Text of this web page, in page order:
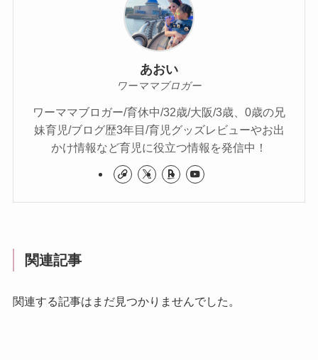
あおい
ワーママブロガー
ワーママブロガー/育休中/32歳/大阪/3歳、0歳の兄
妹育児/ブログ歴3年目/育児グッズレビューやお出
かけ情報など育児に役立つ情報を発信中！
関連記事
関連する記事はまだ見つかりませんでした。